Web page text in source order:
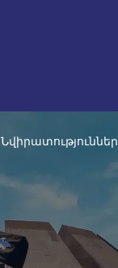
Նվիրատություններ